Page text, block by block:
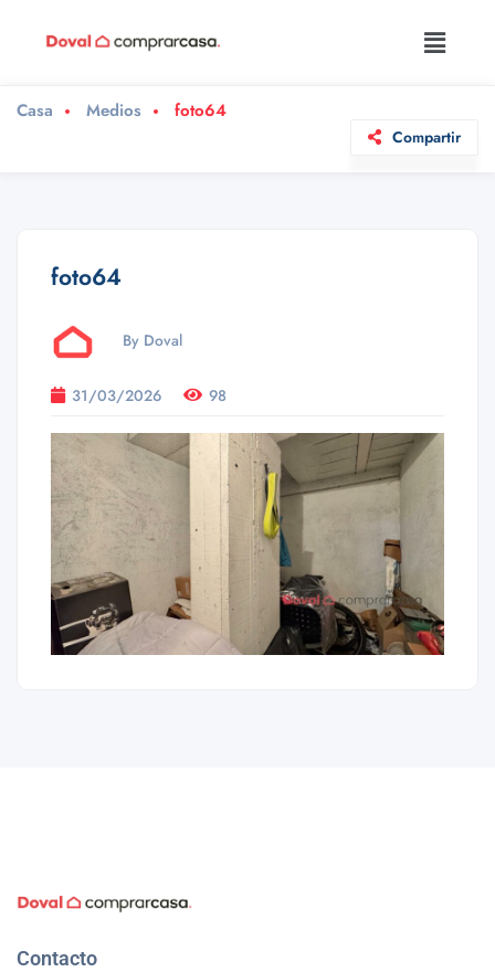
Casa Medios foto64
Compartir
foto64
By Doval
31/03/2026 98
Contacto